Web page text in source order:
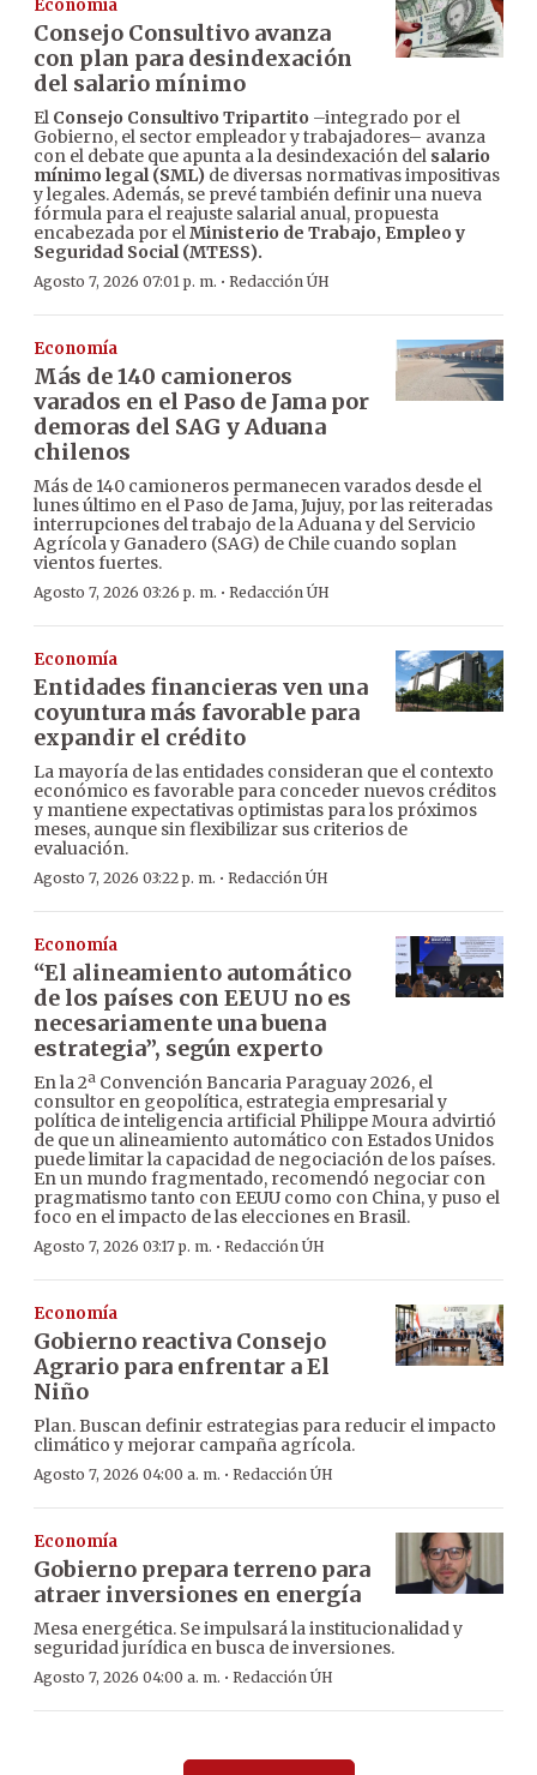
Economía
Consejo Consultivo avanza
con plan para desindexación
del salario mínimo
El Consejo Consultivo Tripartito –integrado por el
Gobierno, el sector empleador y trabajadores– avanza
con el debate que apunta a la desindexación del salario
mínimo legal (SML) de diversas normativas impositivas
y legales. Además, se prevé también definir una nueva
fórmula para el reajuste salarial anual, propuesta
encabezada por elMinisterio de Trabajo, Empleo y
Seguridad Social (MTESS).
Agosto 7, 2026 07:01 p. m. · Redacción ÚH
Economía
Más de 140 camioneros
varados en el Paso de Jama por
demoras del SAG y Aduana
chilenos
Más de 140 camioneros permanecen varados desde el
lunes último en el Paso de Jama, Jujuy, por las reiteradas
interrupciones del trabajo de la Aduana y del Servicio
Agrícola y Ganadero (SAG) de Chile cuando soplan
vientos fuertes.
Agosto 7, 2026 03:26 p. m. · Redacción ÚH
Economía
Entidades financieras ven una
coyuntura más favorable para
expandir el crédito
La mayoría de las entidades consideran que el contexto
económico es favorable para conceder nuevos créditos
y mantiene expectativas optimistas para los próximos
meses, aunque sin flexibilizar sus criterios de
evaluación.
Agosto 7, 2026 03:22 p. m. · Redacción ÚH
Economía
“El alineamiento automático
de los países con EEUU no es
necesariamente una buena
estrategia”, según experto
En la 2ª Convención Bancaria Paraguay 2026, el
consultor en geopolítica, estrategia empresarial y
política de inteligencia artificial Philippe Moura advirtió
de que un alineamiento automático con Estados Unidos
puede limitar la capacidad de negociación de los países.
En un mundo fragmentado, recomendó negociar con
pragmatismo tanto con EEUU como con China, y puso el
foco en el impacto de las elecciones en Brasil.
Agosto 7, 2026 03:17 p. m. · Redacción ÚH
Economía
Gobierno reactiva Consejo
Agrario para enfrentar a El
Niño
Plan. Buscan definir estrategias para reducir el impacto
climático y mejorar campaña agrícola.
Agosto 7, 2026 04:00 a. m. · Redacción ÚH
Economía
Gobierno prepara terreno para
atraer inversiones en energía
Mesa energética. Se impulsará la institucionalidad y
seguridad jurídica en busca de inversiones.
Agosto 7, 2026 04:00 a. m. · Redacción ÚH